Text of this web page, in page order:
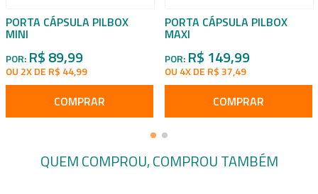
PORTA CÁPSULA PILBOX
MINI
POR: R$ 89,99
OU 2X DE R$ 44,99
COMPRAR
PORTA CÁPSULA PILBOX
MAXI
POR: R$ 149,99
OU 4X DE R$ 37,49
COMPRAR
QUEM COMPROU, COMPROU TAMBÉM